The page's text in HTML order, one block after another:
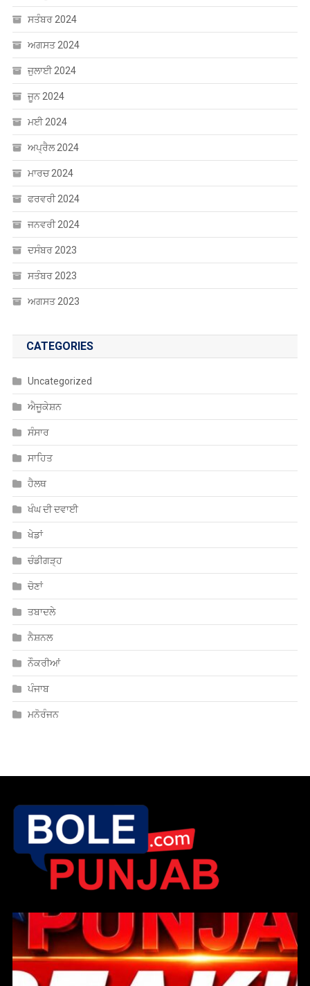
ਸਤੰਬਰ 2024
ਅਗਸਤ 2024
ਜੁਲਾਈ 2024
ਜੂਨ 2024
ਮਈ 2024
ਅਪ੍ਰੈਲ 2024
ਮਾਰਚ 2024
ਫਰਵਰੀ 2024
ਜਨਵਰੀ 2024
ਦਸੰਬਰ 2023
ਸਤੰਬਰ 2023
ਅਗਸਤ 2023
CATEGORIES
Uncategorized
ਐਜੂਕੇਸ਼ਨ
ਸੰਸਾਰ
ਸਾਹਿਤ
ਹੈਲਥ
ਖੰਘ ਦੀ ਦਵਾਈ
ਖੇਡਾਂ
ਚੰਡੀਗੜ੍ਹ
ਚੋਣਾਂ
ਤਬਾਦਲੇ
ਨੈਸ਼ਨਲ
ਨੌਕਰੀਆਂ
ਪੰਜਾਬ
ਮਨੋਰੰਜਨ